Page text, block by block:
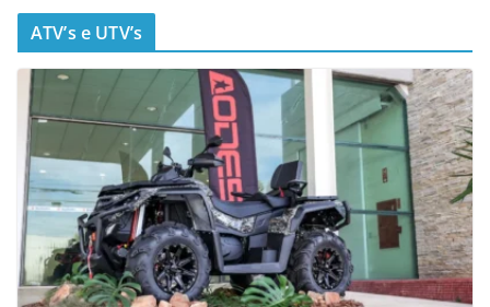
ATV’s e UTV’s